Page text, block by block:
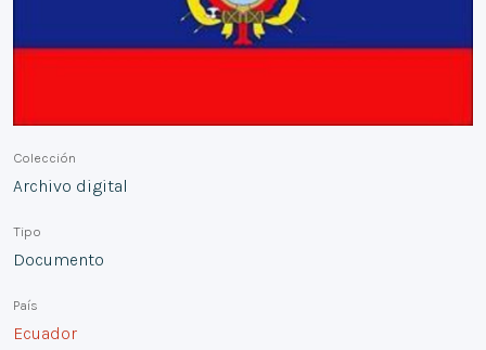
Colección
Archivo digital
Tipo
Documento
País
Ecuador